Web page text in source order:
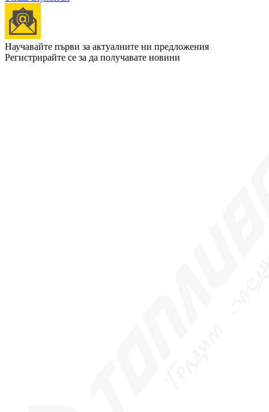
Научавайте първи за актуалните ни предложения
Регистрирайте се за да получавате новини